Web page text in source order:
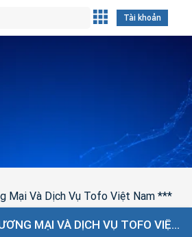
Tài khoản
Mại Và Dịch Vụ Tofo Việt Nam ***
CÔNG TY TNHH THƯƠNG MẠI VÀ DỊCH VỤ TOFO VIỆT NAM ***